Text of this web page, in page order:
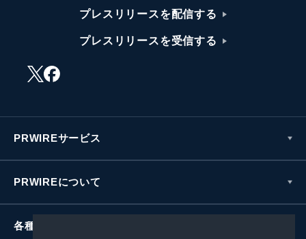
プレスリリースを配信する
プレスリリースを受信する
PRWIREサービス
PRWIREについて
各種お問い合わせ